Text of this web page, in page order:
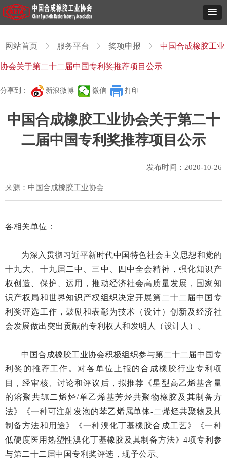
中国合成橡胶工业协会关于第二十
二届中国专利奖推荐项目公示
各相关单位：
为深入贯彻习近平新时代中国特色社会主义思想和党的
十九大、十九届二中、三中、四中全会精神，强化知识产
权创造、保护、运用，推动经济社会高质量发展，国家知
识产权局和世界知识产权组织决定开展第二十二届中国专
利奖评选工作，鼓励和表彰为技术（设计）创新及经济社
会发展做出突出贡献的专利权人和发明人（设计人）。
中国合成橡胶工业协会积极组织参与第二十二届中国专
利奖的推荐工作。对各单位上报的合成橡胶行业专利项
目，经审核、讨论和评议后，拟推荐《星型高乙烯基含量
的溶聚共轭二烯烃/单乙烯基芳烃共聚物橡胶及其制备方
法》《一种可注射发泡的苯乙烯属单体-二烯烃共聚物及其
制备方法和用途》《一种溴化丁基橡胶合成工艺》《一种
低硬度医用热塑性溴化丁基橡胶及其制备方法》4项专利参
与第二十二届中国专利奖评选，现予公示。
网站首页 ꁕ 服务平台 ꁕ 奖项申报 ꁕ 中国合成橡胶工业
协会关于第二十二届中国专利奖推荐项目公示
发布时间： 2020-10-26
来源：中国合成橡胶工业协会
分享到： 新浪微博 微信 打印